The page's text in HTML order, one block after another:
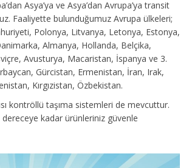
Asya’ya ve Asya’dan Avrupa’ya transit
Faaliyette bulunduğumuz Avrupa ülkeleri;
Polonya, Litvanya, Letonya, Estonya,
Almanya, Hollanda, Belçika,
Avusturya, Macaristan, İspanya ve 3.
Gürcistan, Ermenistan, İran, Irak,
Kırgızistan, Özbekistan.
kontröllü taşıma sistemleri de mevcuttur.
kadar ürünleriniz güvenle